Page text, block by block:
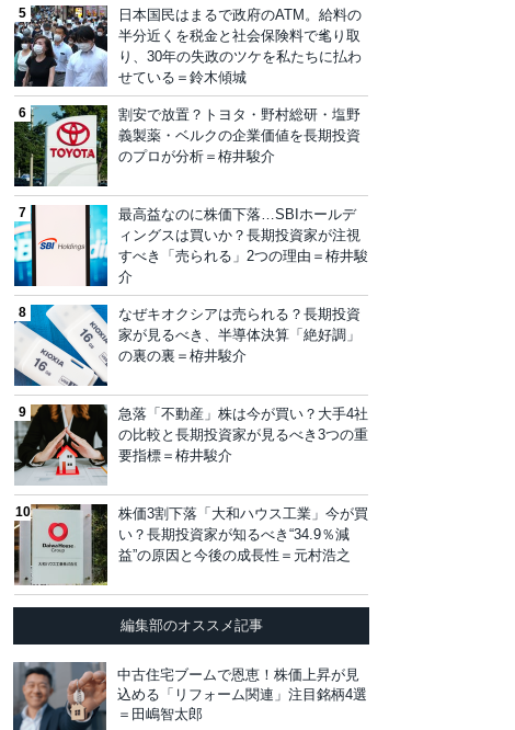
日本国民はまるで政府のATM。給料の
半分近くを税金と社会保険料で毟り取
り、30年の失政のツケを私たちに払わ
せている＝鈴木傾城
割安で放置？トヨタ・野村総研・塩野
義製薬・ベルクの企業価値を長期投資
のプロが分析＝栫井駿介
最高益なのに株価下落…SBIホールデ
ィングスは買いか？長期投資家が注視
すべき「売られる」2つの理由＝栫井駿
介
なぜキオクシアは売られる？長期投資
家が見るべき、半導体決算「絶好調」
の裏の裏＝栫井駿介
急落「不動産」株は今が買い？大手4社
の比較と長期投資家が見るべき3つの重
要指標＝栫井駿介
株価3割下落「大和ハウス工業」今が買
い？長期投資家が知るべき“34.9％減
益”の原因と今後の成長性＝元村浩之
編集部のオススメ記事
中古住宅ブームで恩恵！株価上昇が見
込める「リフォーム関連」注目銘柄4選
＝田嶋智太郎